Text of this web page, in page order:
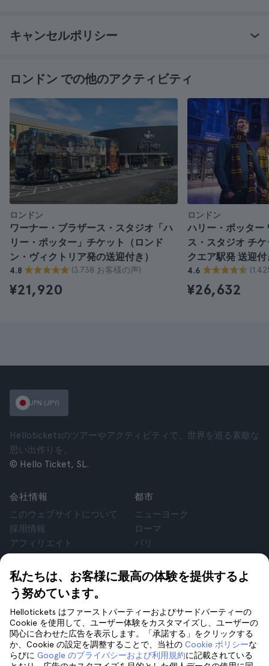
キャンセルポリシー
ロンドン での他のアクティビティ
ロンドン
ワーナー・ブラザース・スタジオ「ハ
リー・ポッター」チケット（ロンド
ン・ヴィクトリア発の送迎付き）
4.8 (3.738 お客様の声)
¥21,920
ロンドン
ハリー・ポッター
ス・スタジオ チ
クエア駅発 送迎付
4.6
¥26,632
私たちは、お客様に最高の体験を提供するよ
う努めています。
Hellotickets はファーストパーティーおよびサードパーティーの
Cookie を使用して、ユーザー体験をカスタマイズし、ユーザーの
関心に合わせた広告を表示します。「承諾する」をクリックする
か、Cookie の設定を調整することで、当社の Cookie ポリシーな
らびに Google のプライバシーおよび利用規約に記載されている
JPN (JPY)
Helloticketsのツアーやアクティビティで、世界を巡る素敵な
思い出作りを。
© Hello Ticket, SL.
会社情報
このウェブサイトについて
採用情報
アフィリエイト
個人情報保護方針
利用規約
法律相談
cookie
都市
ニューヨーク
ローマ
パリ
グラナダ
サポート
フォローしてください